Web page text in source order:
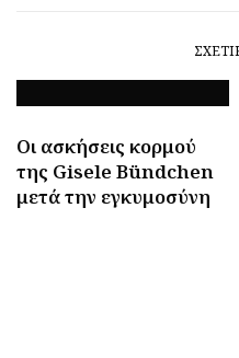
Οι ασκήσεις κορμού
της Gisele Bündchen
μετά την εγκυμοσύνη